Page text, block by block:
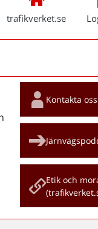
trafikverket.se
Snabblänkar
Kontakta
Etik och